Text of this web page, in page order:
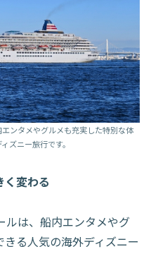
ンタメやグルメも充実した特別な体
ズニー旅行です。
く変わる
ルは、船内エンタメやグ
る人気の海外ディズニー